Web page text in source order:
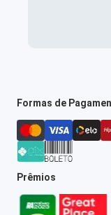
Formas de
Prêmios